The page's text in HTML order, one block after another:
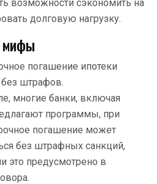
возможности сэкономить на
долговую нагрузку.
мифы
погашение ипотеки
штрафов.
многие банки, включая
программы, при
погашение может
без штрафных санкций,
это предусмотрено в